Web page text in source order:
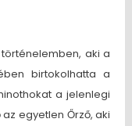
aki a
birtokolhatta a
a jelenlegi
egyetlen Őrző, aki